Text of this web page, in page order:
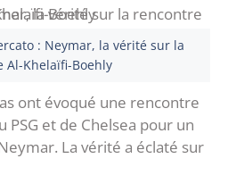
: Neymar, la vérité sur la
Al-Khelaïfi-Boehly
ont évoqué une rencontre
et de Chelsea pour un
La vérité a éclaté sur